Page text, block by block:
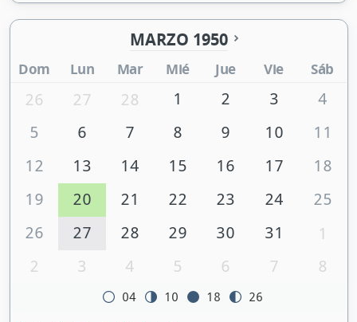
MARZO 1950
Dom Lun Mar Mié Jue Vie Sáb
26 27 28 1 2 3
4
5
6 7 8 9 10
11
12
13 14 15 16 17
18
19
20 21 22 23 24
25
26
27 28 29 30 31
1
2
3 4 5 6 7 8
04 10 18 26